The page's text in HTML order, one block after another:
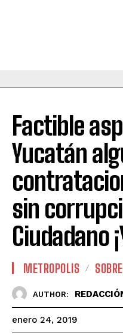
Factible
Yucatán
sin
Ciudadano
METROPOLIS
AUTHOR:
enero 24, 2019